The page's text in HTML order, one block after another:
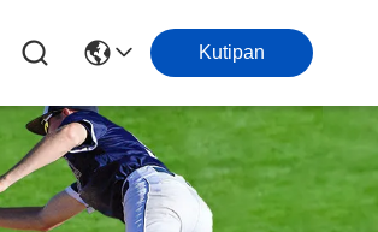
Kutipan